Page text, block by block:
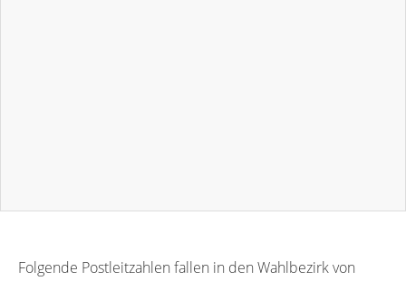
Folgende Postleitzahlen fallen in den Wahlbezirk von